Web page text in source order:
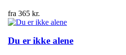
fra 365 kr.
Du er ikke alene